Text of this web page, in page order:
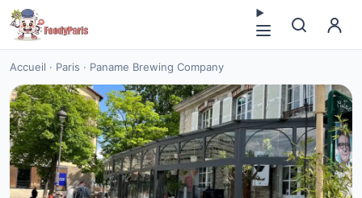
Accueil · Paris · Paname Brewing Company